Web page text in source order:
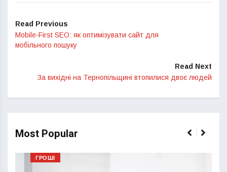
Read Previous
Mobile-First SEO: як оптимізувати сайт для
мобільного пошуку
Read Next
За вихідні на Тернопільщині втопилися двоє людей
Most Popular
ГРОШІ